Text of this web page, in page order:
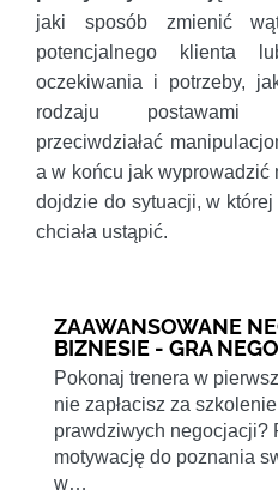
jaki sposób zmienić
potencjalnego klienta
oczekiwania i potrzeby,
rodzaju postawami
przeciwdziałać
a w końcu jak
dojdzie do sytuacji, w
chciała ustąpić.
ZAAWANSOWANE
BIZNESIE - GRA
Pokonaj trenera w
nie zapłacisz za
prawdziwych negocjacji?
motywację do poznania
w…